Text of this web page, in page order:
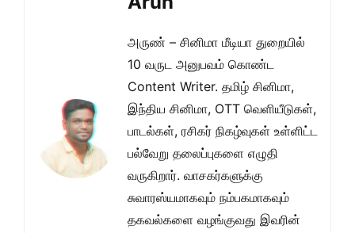
அருண் – சினிமா மீடியா துறையில்
10 வருட அனுபவம் கொண்ட
Content Writer. தமிழ் சினிமா,
இந்திய சினிமா, OTT வெளியீடுகள்,
பாடல்கள், ரசிகர் நிகழ்வுகள் உள்ளிட்ட
பல்வேறு தலைப்புகளை எழுதி
வருகிறார். வாசகர்களுக்கு
சுவாரஸ்யமாகவும் நம்பகமாகவும்
தகவல்களை வழங்குவது இவரின்